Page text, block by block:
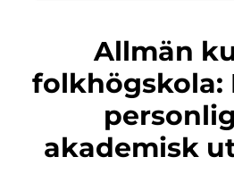
Allmän kurs på
folkhögskola:
akademisk